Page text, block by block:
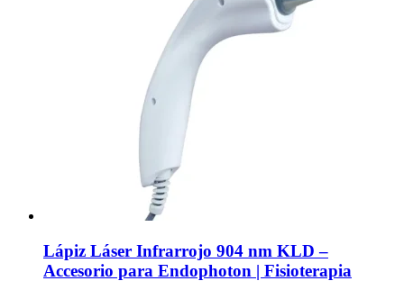
Lápiz Láser Infrarrojo 904 nm KLD –
Accesorio para Endophoton | Fisioterapia